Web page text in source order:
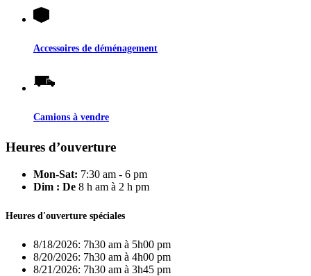
Accessoires de déménagement
Camions à vendre
Heures d’ouverture
Mon-Sat: 7:30 am - 6 pm
Dim : De 8 h am à 2 h pm
Heures d'ouverture spéciales
8/18/2026: 7h30 am à 5h00 pm
8/20/2026: 7h30 am à 4h00 pm
8/21/2026: 7h30 am à 3h45 pm